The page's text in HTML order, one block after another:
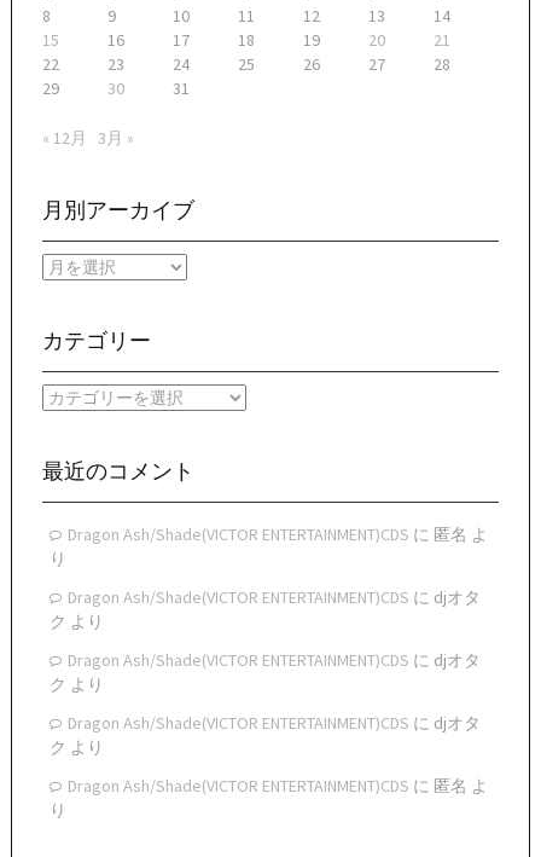
8
9 10 11 12 13
14
15
16 17 18 19 20
21
22
23 24 25 26 27
28
29
30 31
« 12月 3月 »
月別アーカイブ
月
ー
イ
ブ
カテゴリー
カ
リ
最近のコメント
Dragon Ash/Shade(VICTOR ENTERTAINMENT)CDS に 匿名 よ
り
Dragon Ash/Shade(VICTOR ENTERTAINMENT)CDS に djオタ
ク より
Dragon Ash/Shade(VICTOR ENTERTAINMENT)CDS に djオタ
ク より
Dragon Ash/Shade(VICTOR ENTERTAINMENT)CDS に djオタ
ク より
Dragon Ash/Shade(VICTOR ENTERTAINMENT)CDS に 匿名 よ
り